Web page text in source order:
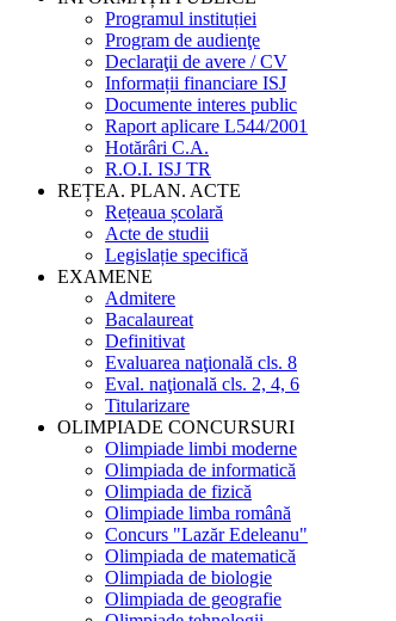
Programul instituției
Program de audienţe
Declaraţii de avere / CV
Informații financiare ISJ
Documente interes public
Raport aplicare L544/2001
Hotărâri C.A.
R.O.I. ISJ TR
REȚEA. PLAN. ACTE
Rețeaua școlară
Acte de studii
Legislație specifică
EXAMENE
Admitere
Bacalaureat
Definitivat
Evaluarea naţională cls. 8
Eval. naţională cls. 2, 4, 6
Titularizare
OLIMPIADE CONCURSURI
Olimpiade limbi moderne
Olimpiada de informatică
Olimpiada de fizică
Olimpiade limba română
Concurs "Lazăr Edeleanu"
Olimpiada de matematică
Olimpiada de biologie
Olimpiada de geografie